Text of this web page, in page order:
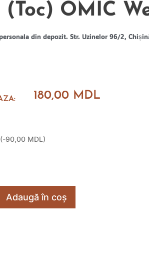
(Toc) OMIC
din depozit. Str. Uzinelor 96/2,
180,00 MDL
(-90,00 MDL)
Adaugă în coș